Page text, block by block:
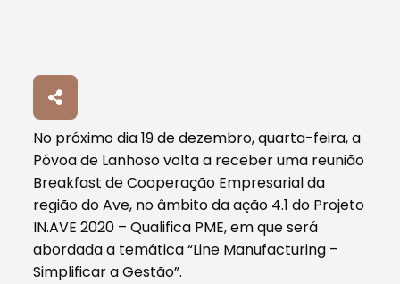
No próximo dia 19 de dezembro, quarta-feira, a
Póvoa de Lanhoso volta a receber uma reunião
Breakfast de Cooperação Empresarial da
região do Ave, no âmbito da ação 4.1 do Projeto
IN.AVE 2020 – Qualifica PME, em que será
abordada a temática “Line Manufacturing –
Simplificar a Gestão”.